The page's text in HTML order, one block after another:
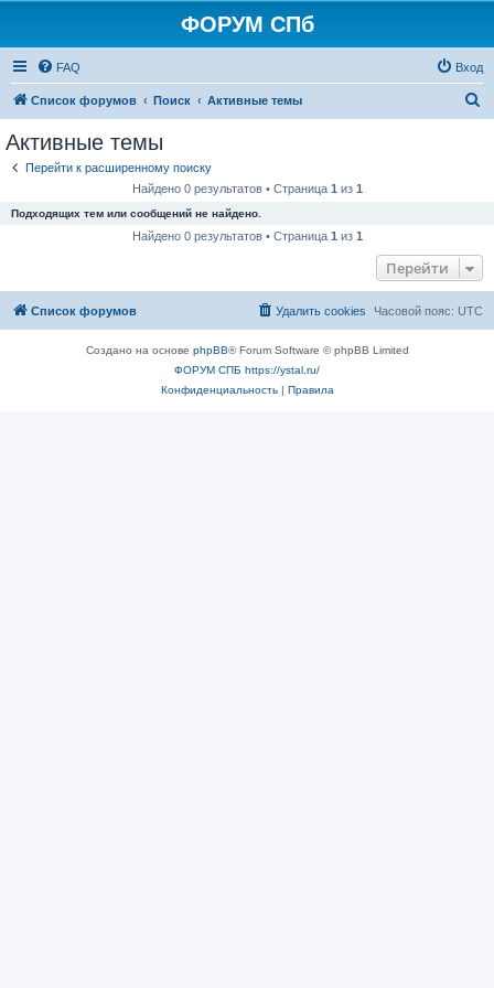
ФОРУМ СПб
FAQ Вход
Список форумов Поиск Активные темы
Активные темы
Перейти к расширенному поиску
Найдено 0 результатов • Страница 1 из 1
Подходящих тем или сообщений не найдено.
Найдено 0 результатов • Страница 1 из 1
Перейти
Список форумов Часовой пояс: UTC
Удалить cookies
Создано на основе phpBB® Forum Software © phpBB Limited
ФОРУМ СПБ https://ystal.ru/
Конфиденциальность| Правила